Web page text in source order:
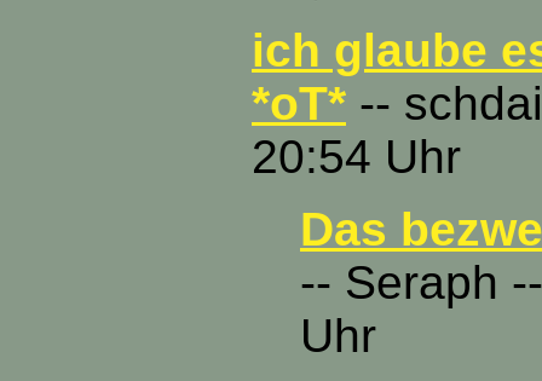
ich glaube
*oT* --
20:54 Uhr
Das
-- Seraph
Uhr